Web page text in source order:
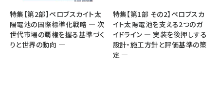
新井宏征 (289)
ngn (275)
大串 (216)
特集【第2部】ペロブスカイト太
陽電池の国際標準化戦略 ― 次
世代市場の覇権を握る基準づく
りと世界の動向 ―
特集【第1部 その2】ペロブスカ
イト太陽電池を支える2つのガ
イドライン ― 実装を後押しする
設計・施工方針と評価基準の策
定 ―